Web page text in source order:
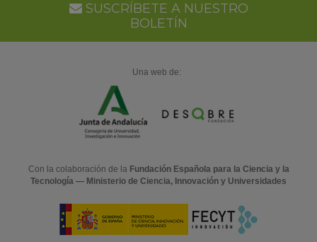
SUSCRÍBETE A NUESTRO
BOLETÍN
Una web de:
Con la colaboración de la Fundación Española para la Ciencia y la
Tecnología — Ministerio de Ciencia, Innovación y Universidades